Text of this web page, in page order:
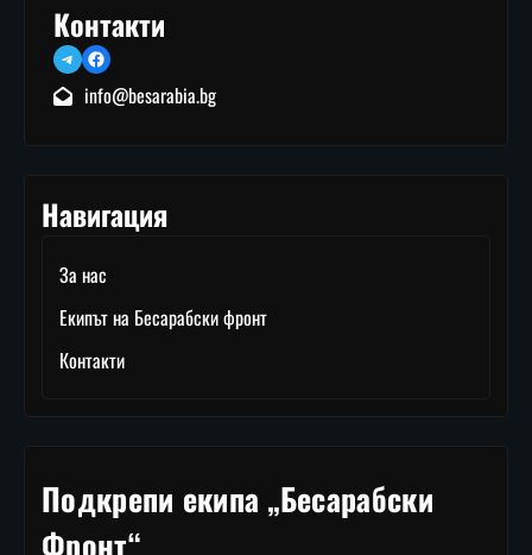
Контакти
TelegramFacebook
info@besarabia.bg
Навигация
За нас
Екипът на Бесарабски фронт
Контакти
Подкрепи екипа „Бесарабски
Фронт“